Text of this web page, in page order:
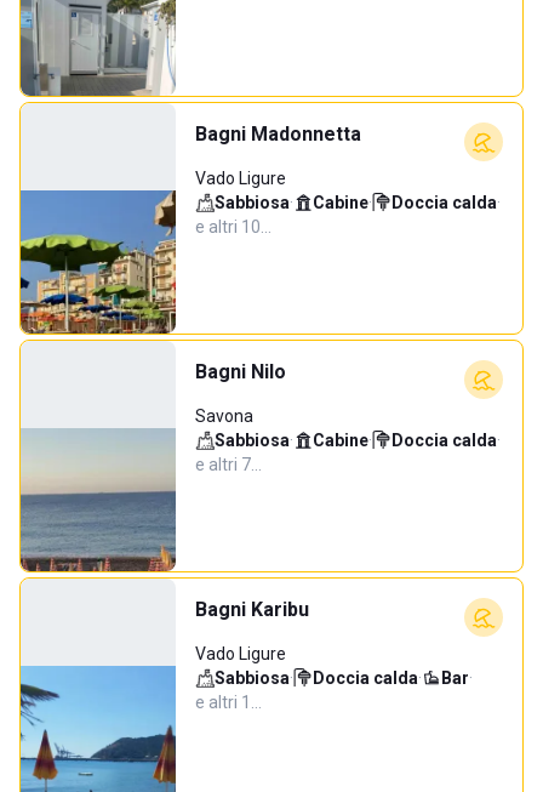
Bagni Madonnetta
Vado Ligure
Sabbiosa· Cabine· Doccia calda·
e altri 10…
Bagni Nilo
Savona
Sabbiosa· Cabine· Doccia calda·
e altri 7…
Bagni Karibu
Vado Ligure
Sabbiosa· Doccia calda· Bar·
e altri 1…